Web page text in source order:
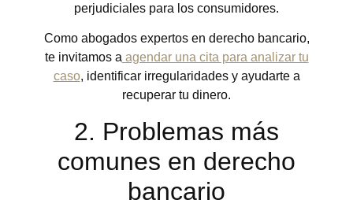
perjudiciales para los consumidores.
Como abogados expertos en derecho bancario,
te invitamos aagendar una cita para analizar tu
caso, identificar irregularidades y ayudarte a
recuperar tu dinero.
2. Problemas más
comunes en derecho
bancario